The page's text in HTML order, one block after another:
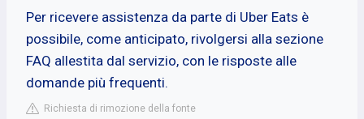
Per ricevere assistenza da parte di Uber Eats è
possibile, come anticipato, rivolgersi alla sezione
FAQ allestita dal servizio, con le risposte alle
domande più frequenti.
Richiesta di rimozione della fonte